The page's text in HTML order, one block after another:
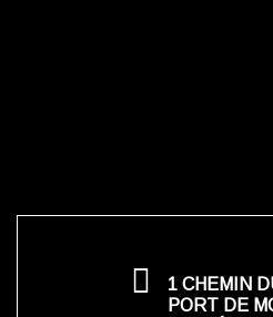
1 CHEMIN
PORT DE